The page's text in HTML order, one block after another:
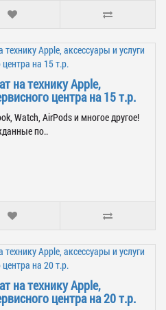
на технику Apple,
центра на 15 т.р.
Watch, AirPods и многое другое!
по..
на технику Apple,
центра на 20 т.р.